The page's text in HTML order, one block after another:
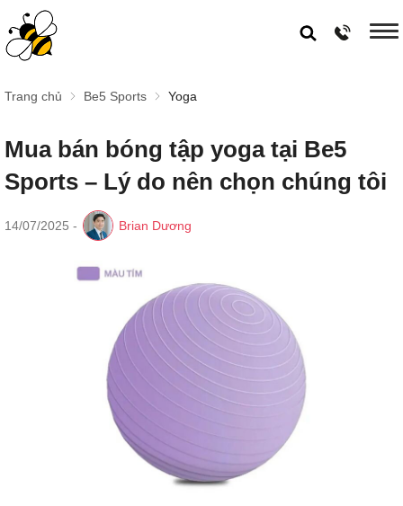
Trang chủ Be5 Sports Yoga
Mua bán bóng tập yoga tại Be5
Sports – Lý do nên chọn chúng tôi
14/07/2025 - Brian Dương